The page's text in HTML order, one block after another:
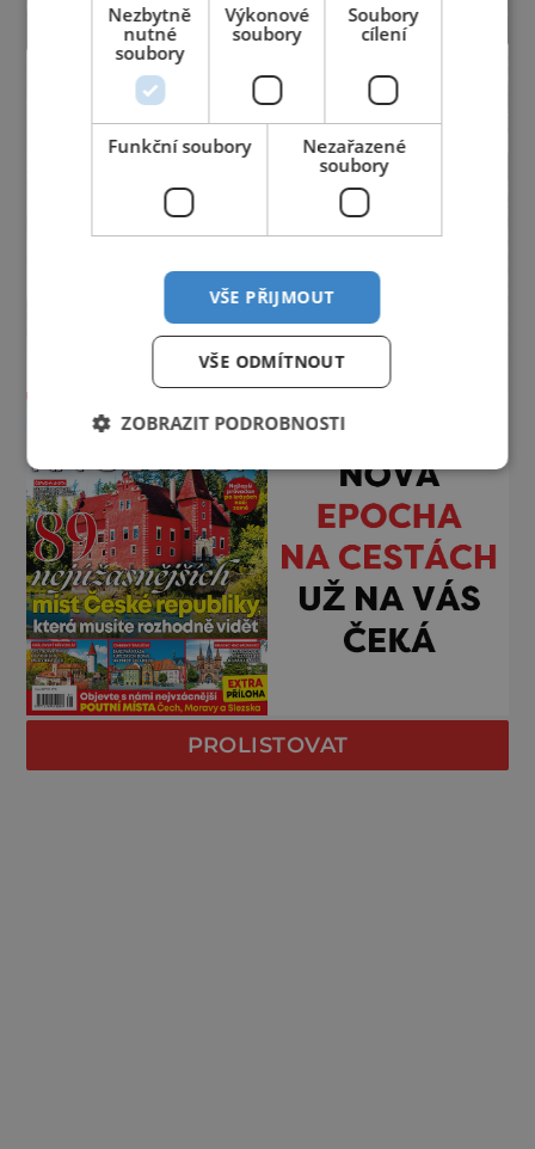
PROLISTOVAT
Nezbytně
nutné
soubory
Výkonové
soubory
Soubory
cílení
Funkční soubory
Nezařazené
soubory
VŠE PŘIJMOUT
VŠE ODMÍTNOUT
ZOBRAZIT PODROBNOSTI